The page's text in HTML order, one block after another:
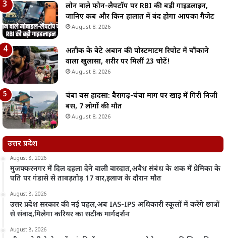
लोन वाले फोन-लैपटॉप पर RBI की बड़ी गाइडलाइन,
जानिए कब और किन हालात में बंद होगा आपका गैजेट
August 8, 2026
अतीक के बेटे अबान की पोस्टमार्टम रिपोर्ट में चौंकाने
वाला खुलासा, शरीर पर मिलीं 23 चोटें!
August 8, 2026
चंबा बस हादसा: बैरागढ़-चंबा मार्ग पर खाई में गिरी निजी
बस, 7 लोगों की मौत
August 8, 2026
उत्तर प्रदेश
August 8, 2026
मुजफ्फरनगर में दिल दहला देने वाली वारदात,अवैध संबंध के शक में प्रेमिका के
पति पर गंडासे से ताबड़तोड़ 17 वार,इलाज के दौरान मौत
August 8, 2026
उत्तर प्रदेश सरकार की नई पहल,अब IAS-IPS अधिकारी स्कूलों में करेंगे छात्रों
से संवाद,मिलेगा करियर का सटीक मार्गदर्शन
August 8, 2026